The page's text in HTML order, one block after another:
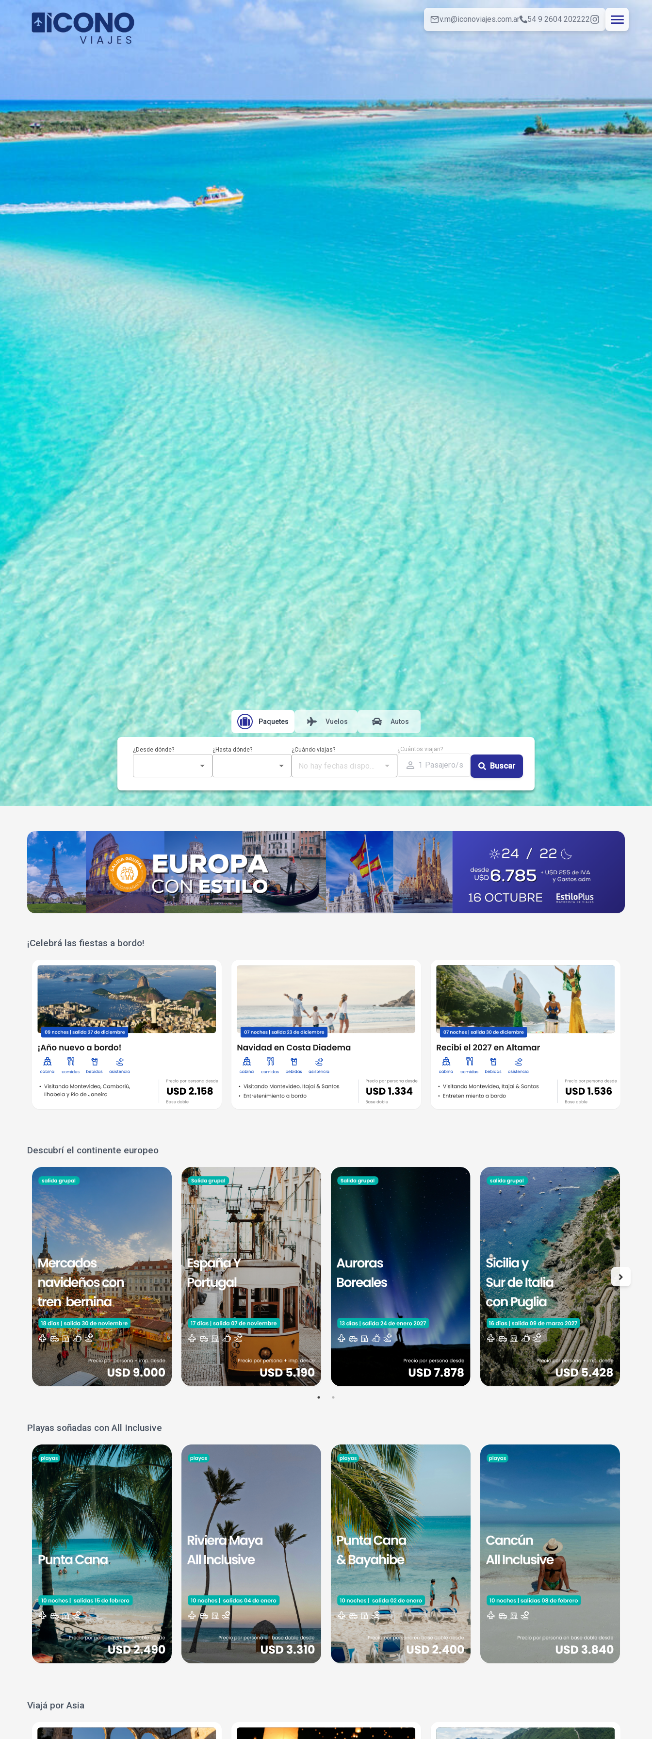
v.m@iconoviajes.com.ar 54 9 2604 202222
Paquetes Vuelos Autos
¿Desde dónde? ¿Hasta dónde? ¿Cuándo viajas? ¿Cuántos viajan?
1 Pasajero/s Buscar
¡Celebrá las fiestas a bordo!
Descubrí el continente europeo
Playas soñadas con All Inclusive
Viajá por Asia